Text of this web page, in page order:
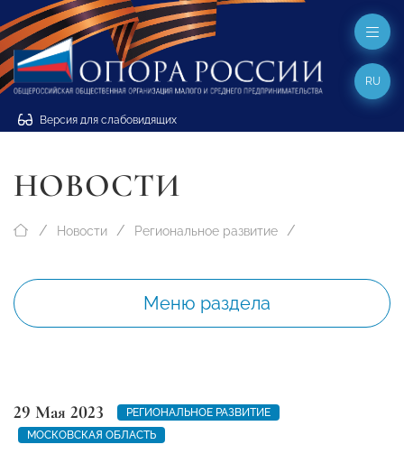
Версия для слабовидящих
RU
НОВОСТИ
Новости Региональное развитие
Меню раздела
29 Мая 2023
РЕГИОНАЛЬНОЕ РАЗВИТИЕ
МОСКОВСКАЯ ОБЛАСТЬ